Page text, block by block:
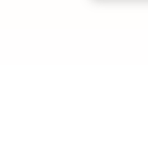
Personnalisez vos